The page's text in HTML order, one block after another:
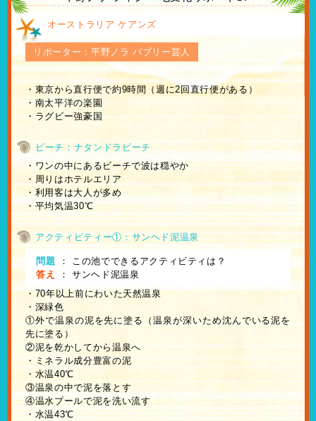
オーストラリア ケアンズ
リポーター：平野ノラ バブリー芸人
・東京から直行便で約9時間（週に2回直行便がある）
・南太平洋の楽園
・ラグビー強豪国
ビーチ：ナタンドラビーチ
・ワンの中にあるビーチで波は穏やか
・周りはホテルエリア
・利用客は大人が多め
・平均気温30℃
アクティビティー①：サンヘド泥温泉
問題 ： この池でできるアクティビティは？
答え
： サンヘド泥温泉
・70年以上前にわいた天然温泉
・深緑色
①外で温泉の泥を先に塗る（温泉が深いため沈んでいる泥を
先に塗る）
②泥を乾かしてから温泉へ
・ミネラル成分豊富の泥
・水温40℃
③温泉の中で泥を落とす
④温水プールで泥を洗い流す
・水温43℃